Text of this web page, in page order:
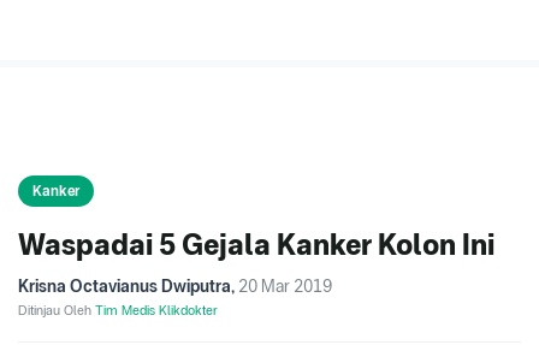
Kanker
Waspadai 5 Gejala Kanker Kolon Ini
Krisna Octavianus Dwiputra, 20 Mar 2019
Ditinjau Oleh Tim Medis Klikdokter